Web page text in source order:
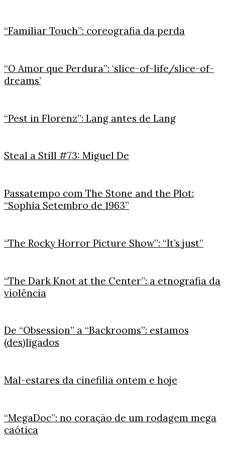
“Familiar Touch”: coreografia da perda
“O Amor que Perdura”: ‘slice-of-life/slice-of-
dreams’
“Pest in Florenz”: Lang antes de Lang
Steal a Still #73: Miguel De
Passatempo com The Stone and the Plot:
“Sophia Setembro de 1963”
“The Rocky Horror Picture Show”: “It’s just”
“The Dark Knot at the Center”: a etnografia da
violência
De “Obsession” a “Backrooms”: estamos
(des)ligados
Mal-estares da cinefilia ontem e hoje
“MegaDoc”: no coração de um rodagem mega
caótica